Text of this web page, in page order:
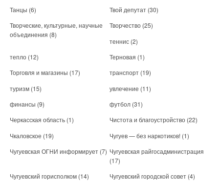
Танцы (6) Твой депутат (30)
Творческие, культурные, научные
объединения (8)
Творчество (25)
теннис (2)
тепло (12) Терновая (1)
Торговля и магазины (17) транспорт (19)
туризм (15) увлечение (11)
финансы (9) футбол (31)
Черкасская область (1) Чистота и благоустройство (22)
Чкаловское (19) Чугуев — без наркотиков! (1)
Чугуевская ОГНИ информирует (7) Чугуевская райгосадминистрация
(17)
Чугуевский горисполком (14) Чугуевский городской совет (4)